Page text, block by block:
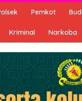
Pemkot
Kriminal Narkoba